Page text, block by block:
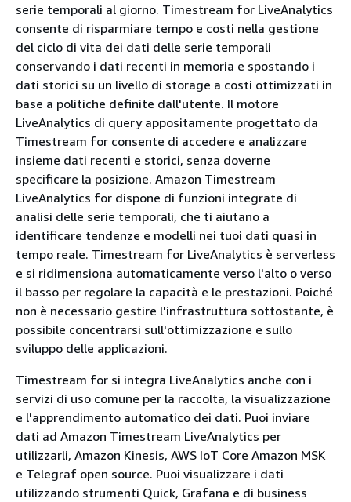
serie temporali al giorno. Timestream for LiveAnalytics
consente di risparmiare tempo e costi nella gestione
del ciclo di vita dei dati delle serie temporali
conservando i dati recenti in memoria e spostando i
dati storici su un livello di storage a costi ottimizzati in
base a politiche definite dall'utente. Il motore
LiveAnalytics di query appositamente progettato da
Timestream for consente di accedere e analizzare
insieme dati recenti e storici, senza doverne
specificare la posizione. Amazon Timestream
LiveAnalytics for dispone di funzioni integrate di
analisi delle serie temporali, che ti aiutano a
identificare tendenze e modelli nei tuoi dati quasi in
tempo reale. Timestream for LiveAnalytics è serverless
e si ridimensiona automaticamente verso l'alto o verso
il basso per regolare la capacità e le prestazioni. Poiché
non è necessario gestire l'infrastruttura sottostante, è
possibile concentrarsi sull'ottimizzazione e sullo
sviluppo delle applicazioni.
Timestream for si integra LiveAnalytics anche con i
servizi di uso comune per la raccolta, la visualizzazione
e l'apprendimento automatico dei dati. Puoi inviare
dati ad Amazon Timestream LiveAnalytics per
utilizzarli, Amazon Kinesis, AWS IoT Core Amazon MSK
e Telegraf open source. Puoi visualizzare i dati
utilizzando strumenti Quick, Grafana e di business